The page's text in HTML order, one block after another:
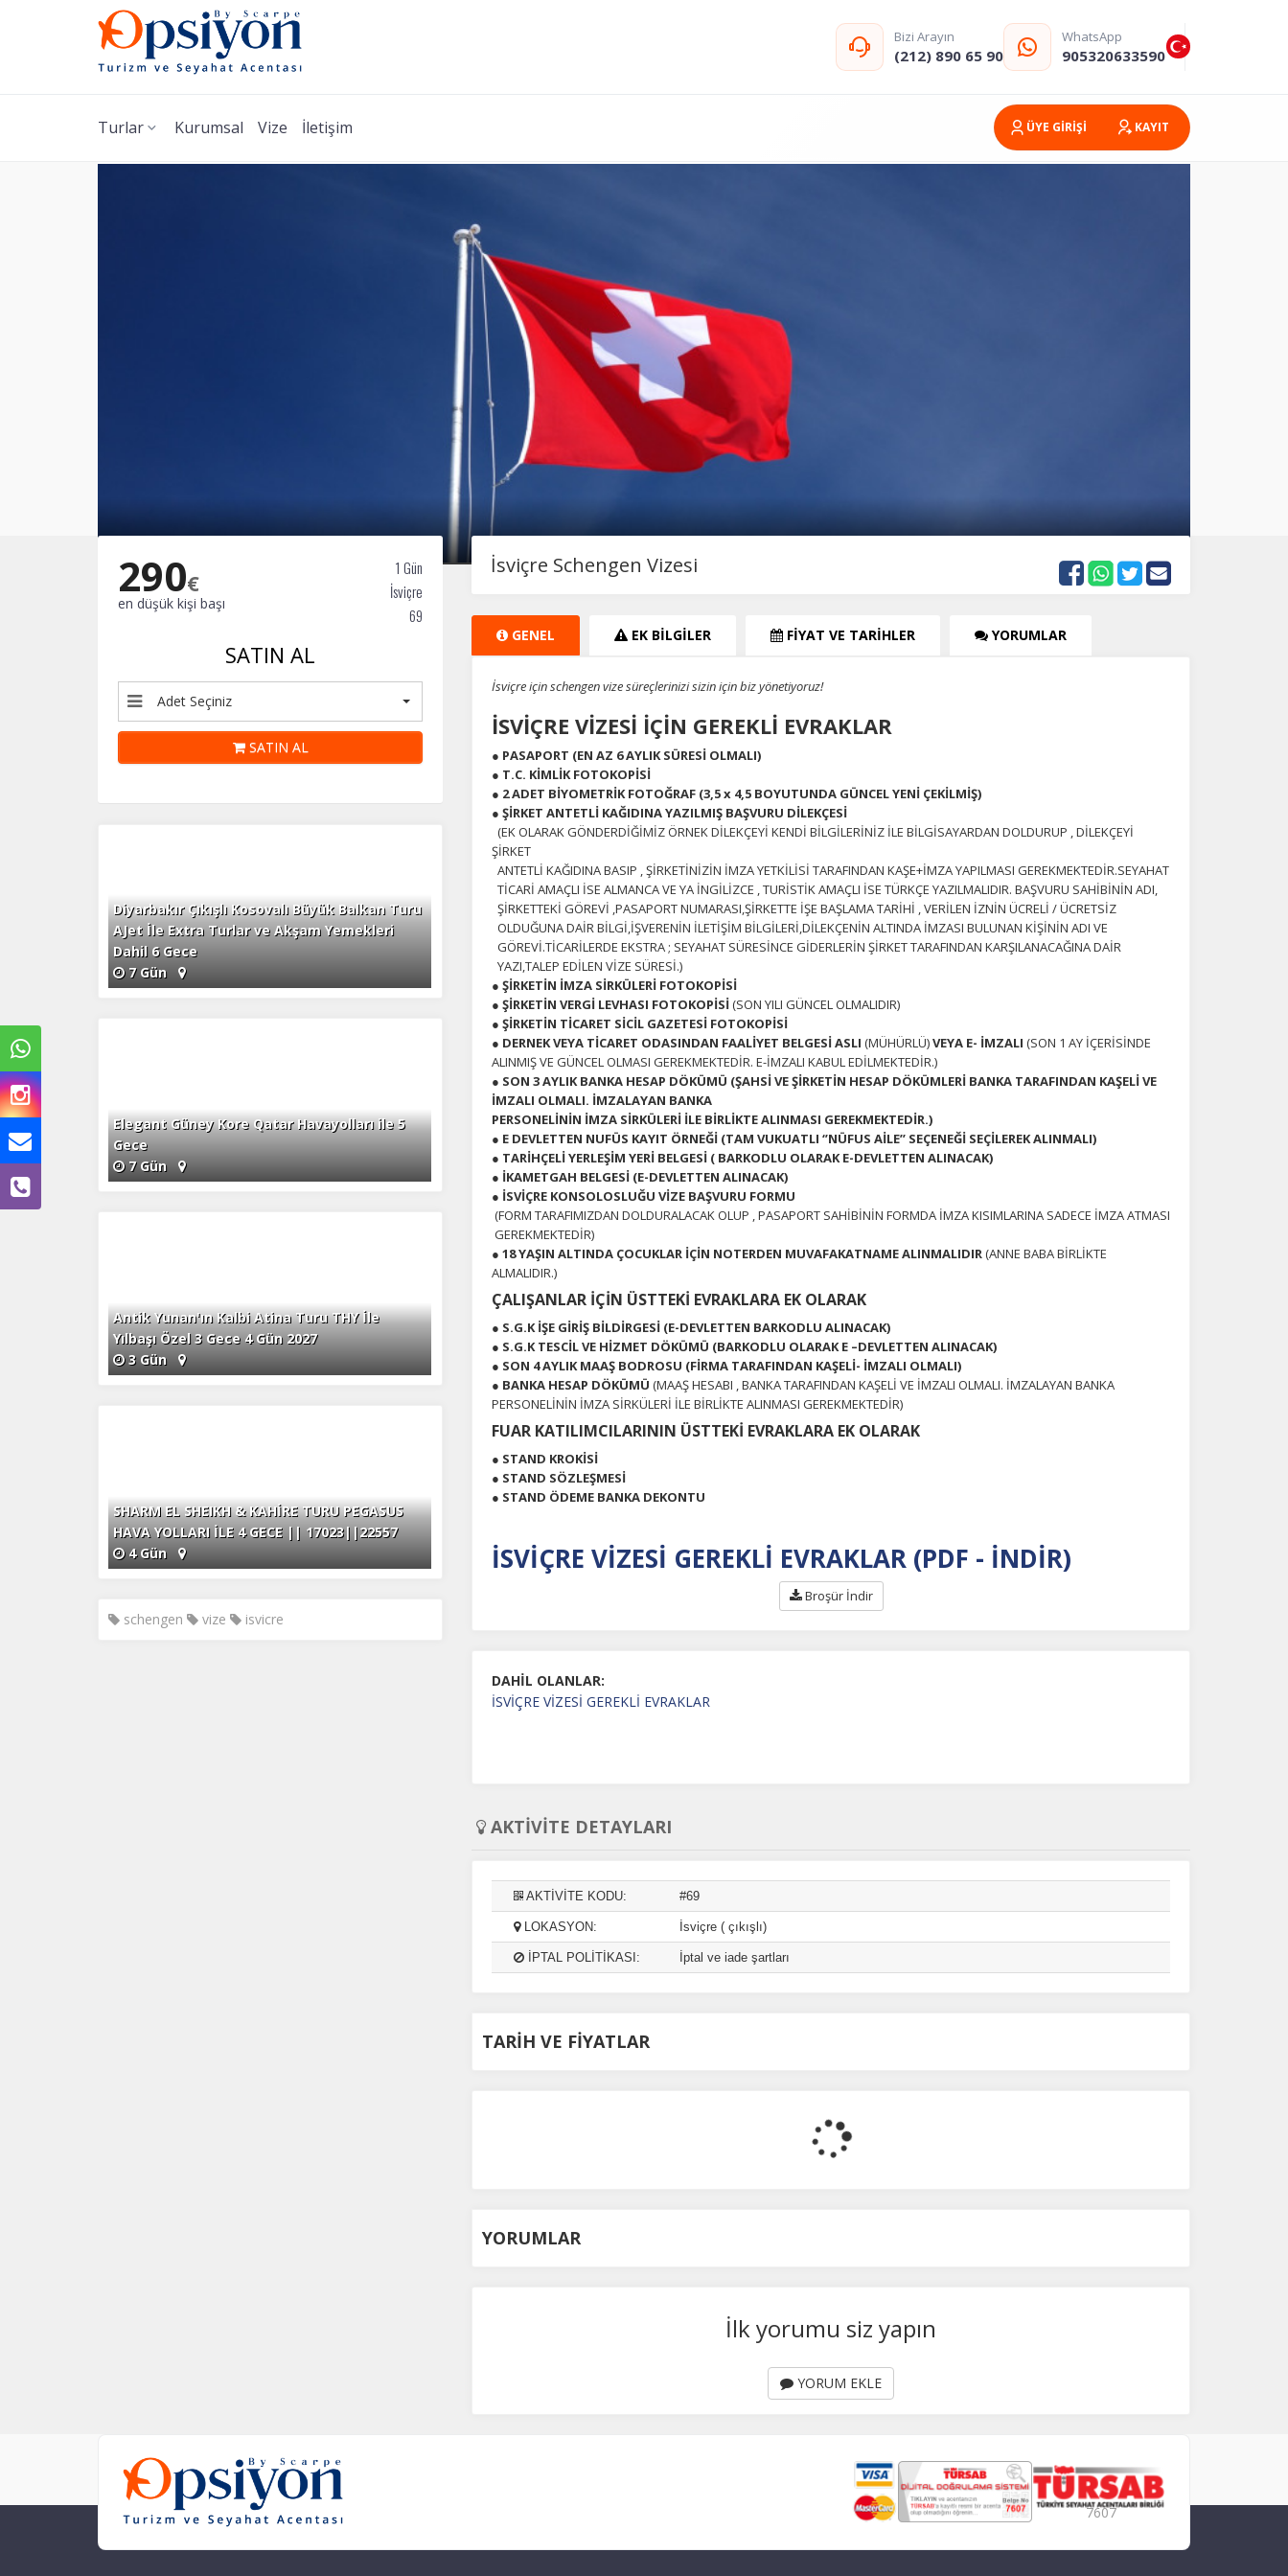
Bizi Arayın
(212) 890 65 90
WhatsApp
905320633590
Turlar Kurumsal Vize İletişim ÜYE GİRİŞİ KAYIT
ÇEREZ KULLANIM AYARLARINIZ
Çerez tercihlerinizibelirleyin.
Size daha kişiselleştirilmiş bir web deneyimi sunmak için bazı bilgileri tarayıcınızda
depolayabilir, bunları yurt içi ve yurt dışındaki hizmet sağlayıcılarla paylaşabiliriz. Buna
izin vermemeyi seçebilirsiniz ancak bu durumda sitemiz umduğumuz gibi çalışmaya
Daha fazla bilgi içinKVKK bilgilendirmemizi
inceleyebilirsiniz.
Zorunlu Çerezler HER ZAMAN AKTIF
Oturum yönetimi, güvenlik ve temel site işlevleri için gereklidir. Bu
İstatistik Çerezleri
Ziyaretçilerin siteyi nasıl kullandığını anonim olarak ölçeriz. Hangi
anlamamıza yardımcı olur.
alakalı olabilirler.
290€
en düşük kişi başı
1 Gün
İsviçre
69
SATIN AL
Adet Seçiniz
SATIN AL
Diyarbakır Çıkışlı Kosovalı Büyük Balkan Turu
AJet İle Extra Turlar ve Akşam Yemekleri
Dahil 6 Gece
7 Gün
Elegant Güney Kore Qatar Havayolları ile 5
Gece
7 Gün
Antik Yunan'ın Kalbi Atina Turu THY İle
Yılbaşı Özel 3 Gece 4 Gün 2027
3 Gün
SHARM EL SHEIKH & KAHİRE TURU PEGASUS
HAVA YOLLARI İLE 4 GECE || 17023||22557
4 Gün
schengen vize isvicre
İsviçre Schengen Vizesi
GENEL EK BİLGİLER FİYAT VE TARİHLER YORUMLAR
İsviçre için schengen vize süreçlerinizi sizin için biz yönetiyoruz!
İSVİÇRE VİZESİ İÇİN GEREKLİ EVRAKLAR
● PASAPORT (EN AZ 6 AYLIK SÜRESİ OLMALI)
● T.C. KİMLİK FOTOKOPİSİ
● 2 ADET BİYOMETRİK FOTOĞRAF (3,5 x 4,5 BOYUTUNDA GÜNCEL YENİ ÇEKİLMİŞ)
● ŞİRKET ANTETLİ KAĞIDINA YAZILMIŞ BAŞVURU DİLEKÇESİ
(EK OLARAK GÖNDERDİĞİMİZ ÖRNEK DİLEKÇEYİ KENDİ BİLGİLERİNİZ İLE BİLGİSAYARDAN DOLDURUP , DİLEKÇEYİ
ŞİRKET
ANTETLİ KAĞIDINA BASIP , ŞİRKETİNİZİN İMZA YETKİLİSİ TARAFINDAN KAŞE+İMZA YAPILMASI GEREKMEKTEDİR.SEYAHAT
TİCARİ AMAÇLI İSE ALMANCA VE YA İNGİLİZCE , TURİSTİK AMAÇLI İSE TÜRKÇE YAZILMALIDIR. BAŞVURU SAHİBİNİN ADI,
ŞİRKETTEKİ GÖREVİ ,PASAPORT NUMARASI,ŞİRKETTE İŞE BAŞLAMA TARİHİ , VERİLEN İZNİN ÜCRELİ / ÜCRETSİZ
OLDUĞUNA DAİR BİLGİ,İŞVERENİN İLETİŞİM BİLGİLERİ,DİLEKÇENİN ALTINDA İMZASI BULUNAN KİŞİNİN ADI VE
GÖREVİ.TİCARİLERDE EKSTRA ; SEYAHAT SÜRESİNCE GİDERLERİN ŞİRKET TARAFINDAN KARŞILANACAĞINA DAİR
YAZI,TALEP EDİLEN VİZE SÜRESİ.)
● ŞİRKETİN İMZA SİRKÜLERİ FOTOKOPİSİ
● ŞİRKETİN VERGİ LEVHASI FOTOKOPİSİ (SON YILI GÜNCEL OLMALIDIR)
● ŞİRKETİN TİCARET SİCİL GAZETESİ FOTOKOPİSİ
● DERNEK VEYA TİCARET ODASINDAN FAALİYET BELGESİ ASLI (MÜHÜRLÜ)VEYA E- İMZALI (SON 1 AY İÇERİSİNDE
ALINMIŞ VE GÜNCEL OLMASI GEREKMEKTEDİR. E-İMZALI KABUL EDİLMEKTEDİR.)
● SON 3 AYLIK BANKA HESAP DÖKÜMÜ (ŞAHSİ VE ŞİRKETİN HESAP DÖKÜMLERİ BANKA TARAFINDAN KAŞELİ VE
İMZALI OLMALI. İMZALAYAN BANKA
PERSONELİNİN İMZA SİRKÜLERİ İLE BİRLİKTE ALINMASI GEREKMEKTEDİR.)
● E DEVLETTEN NUFÜS KAYIT ÖRNEĞİ (TAM VUKUATLI ‘’NÜFUS AİLE’’ SEÇENEĞİ SEÇİLEREK ALINMALI)
● TARİHÇELİ YERLEŞİM YERİ BELGESİ ( BARKODLU OLARAK E-DEVLETTEN ALINACAK)
● İKAMETGAH BELGESİ (E-DEVLETTEN ALINACAK)
● İSVİÇRE KONSOLOSLUĞU VİZE BAŞVURU FORMU
(FORM TARAFIMIZDAN DOLDURALACAK OLUP , PASAPORT SAHİBİNİN FORMDA İMZA KISIMLARINA SADECE İMZA ATMASI
GEREKMEKTEDİR)
● 18 YAŞIN ALTINDA ÇOCUKLAR İÇİN NOTERDEN MUVAFAKATNAME ALINMALIDIR(ANNE BABA BİRLİKTE
ALMALIDIR.)
ÇALIŞANLAR İÇİN ÜSTTEKİ EVRAKLARA EK OLARAK
● S.G.K İŞE GİRİŞ BİLDİRGESİ (E-DEVLETTEN BARKODLU ALINACAK)
● S.G.K TESCİL VE HİZMET DÖKÜMÜ (BARKODLU OLARAK E –DEVLETTEN ALINACAK)
● SON 4 AYLIK MAAŞ BODROSU (FİRMA TARAFINDAN KAŞELİ- İMZALI OLMALI)
● BANKA HESAP DÖKÜMÜ (MAAŞ HESABI , BANKA TARAFINDAN KAŞELİ VE İMZALI OLMALI. İMZALAYAN BANKA
PERSONELİNİN İMZA SİRKÜLERİ İLE BİRLİKTE ALINMASI GEREKMEKTEDİR)
FUAR KATILIMCILARININ ÜSTTEKİ EVRAKLARA EK OLARAK
● STAND KROKİSİ
● STAND SÖZLEŞMESİ
● STAND ÖDEME BANKA DEKONTU
İSVİÇRE VİZESİ GEREKLİ EVRAKLAR (PDF - İNDİR)
Broşür İndir
DAHİL OLANLAR:
İSVİÇRE VİZESİ GEREKLİ EVRAKLAR
AKTİVİTE DETAYLARI
AKTİVİTE KODU: #69
LOKASYON: İsviçre ( çıkışlı)
İPTAL POLİTİKASI: İptal ve iade şartları
TARİH VE FİYATLAR
YORUMLAR
İlk yorumu siz yapın
YORUM EKLE
7607